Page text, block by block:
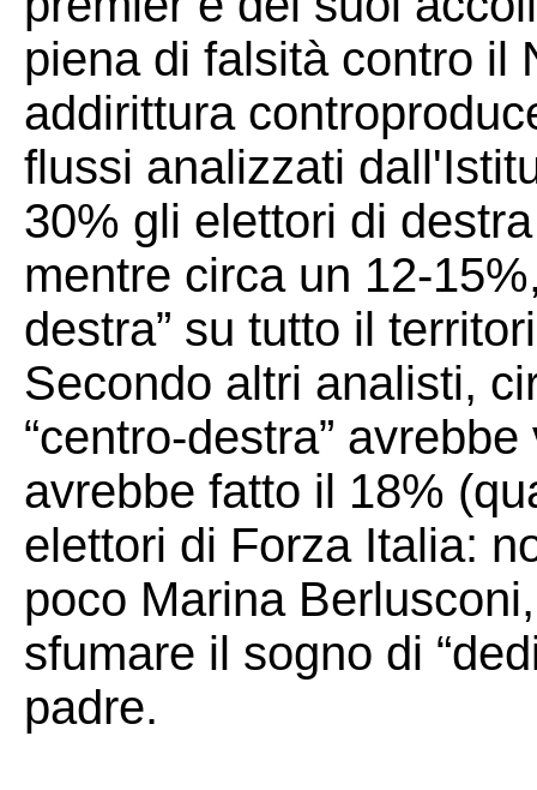
piena di falsità contro il
addirittura
flussi analizzati
30% gli elettori di
mentre circa un 12-
destra” su tutto il
Secondo altri analisti,
“centro-destra”
avrebbe fatto il 18%
elettori di Forza Italia:
poco Marina
sfumare il sogno di
padre.